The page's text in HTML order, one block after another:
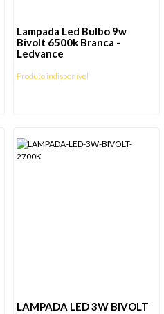
Lampada Led Bulbo 9w
Bivolt 6500k Branca -
Ledvance
Produto indisponível
LAMPADA LED 3W BIVOLT